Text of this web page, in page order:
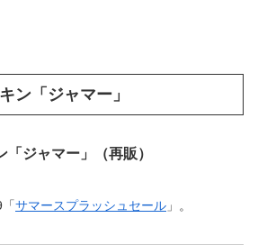
ン「ジャマー」
ジャマー」（再販）
サマースプラッシュセール 」。